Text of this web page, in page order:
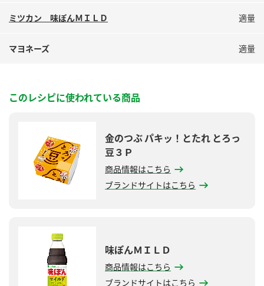
業務用サイト ミツカングループについて 製造所固有記号一覧
ミツカン 味ぽんＭＩＬＤ 適量
マヨネーズ 適量
このレシピに使われている商品
金のつぶ パキッ！とたれ とろっ
豆３Ｐ
商品情報はこちら
ブランドサイトはこちら
味ぽんＭＩＬＤ
商品情報はこちら
ブランドサイトはこちら